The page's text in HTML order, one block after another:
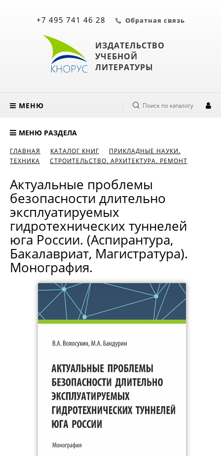
ИЗДАТЕЛЬСТВО
УЧЕБНОЙ
ЛИТЕРАТУРЫ
+7 495 741 46 28 Обратная связь
МЕНЮ Поиск по каталогу
МЕНЮ РАЗДЕЛА
ГЛАВНАЯ КАТАЛОГ КНИГ
ПРИКЛАДНЫЕ НАУКИ.
ТЕХНИКА
СТРОИТЕЛЬСТВО. АРХИТЕКТУРА. РЕМОНТ
Актуальные проблемы
безопасности длительно
эксплуатируемых
гидротехнических туннелей
юга России. (Аспирантура,
Бакалавриат, Магистратура).
Монография.